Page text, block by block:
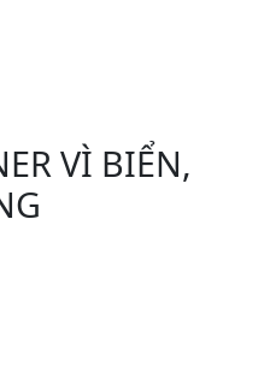
VÌ BIỂN,